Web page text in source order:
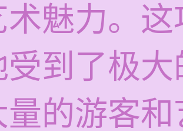
术魅力。
受到了极
量的游客